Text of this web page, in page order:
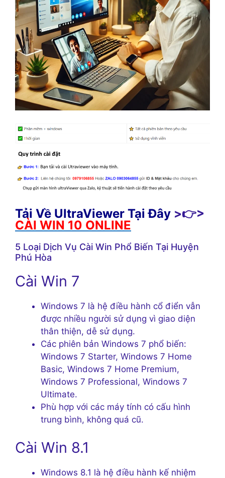
Tải Về UltraViewer Tại Đây >👉>
CÀI WIN 10 ONLINE
5 Loại Dịch Vụ Cài Win Phổ Biến Tại Huyện
Phú Hòa
Cài Win 7
Windows 7 là hệ điều hành cổ điển vẫn
được nhiều người sử dụng vì giao diện
thân thiện, dễ sử dụng.
Các phiên bản Windows 7 phổ biến:
Windows 7 Starter, Windows 7 Home
Basic, Windows 7 Home Premium,
Windows 7 Professional, Windows 7
Ultimate.
Phù hợp với các máy tính có cấu hình
trung bình, không quá cũ.
Cài Win 8.1
Windows 8.1 là hệ điều hành kế nhiệm